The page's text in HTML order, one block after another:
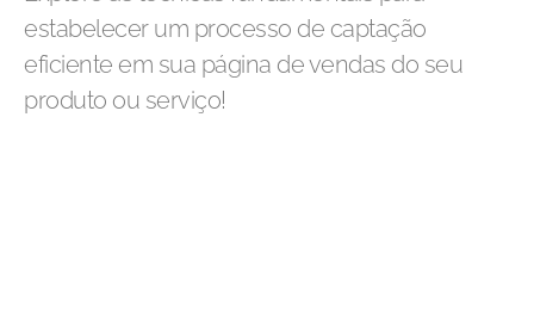
estabelecer um processo de captação
eficiente em sua página de vendas do seu
produto ou serviço!